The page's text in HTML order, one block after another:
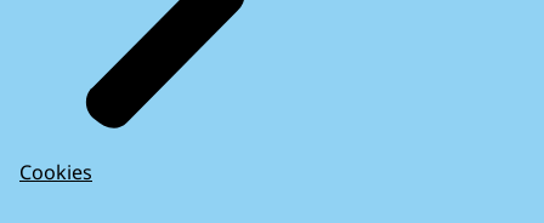
Cookies